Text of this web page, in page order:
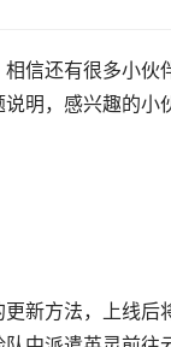
信还有很多小
明，感兴趣的小
新方法，上线